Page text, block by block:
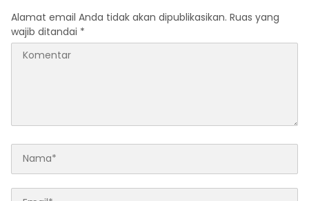
Alamat email Anda tidak akan dipublikasikan. Ruas yang
wajib ditandai *